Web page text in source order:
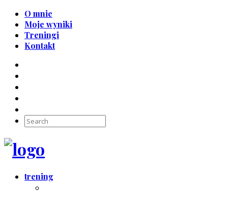
O mnie
Moje wyniki
Treningi
Kontakt
trening